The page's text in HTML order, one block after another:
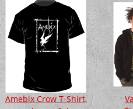
Amebix Crow T-Shirt,